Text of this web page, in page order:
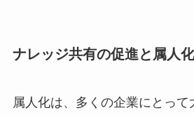
ナレッジ共有の促進と属人
属人化は、多くの企業にとって